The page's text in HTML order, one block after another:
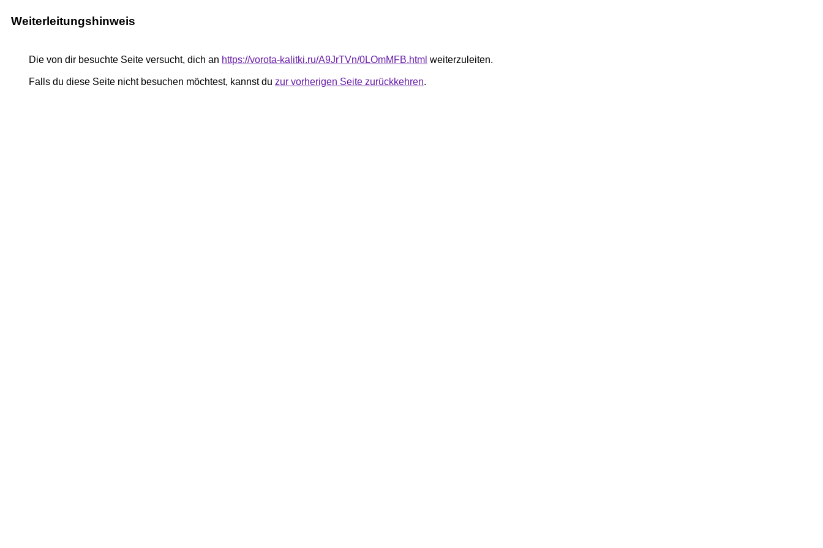
Weiterleitungshinweis
Die von dir besuchte Seite versucht, dich an https://vorota-kalitki.ru/A9JrTVn/0LOmMFB.html weiterzuleiten.
Falls du diese Seite nicht besuchen möchtest, kannst du zur vorherigen Seite zurückkehren.